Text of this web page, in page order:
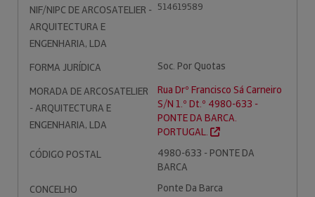
NIF/NIPC DE ARCOSATELIER -
ARQUITECTURA E
ENGENHARIA, LDA
514619589
FORMA JURÍDICA
Soc. Por Quotas
MORADA DE ARCOSATELIER
- ARQUITECTURA E
ENGENHARIA, LDA
Rua Drº Francisco Sá Carneiro
S/N 1.º Dt.º 4980-633 -
PONTE DA BARCA.
PORTUGAL.
CÓDIGO POSTAL
4980-633 - PONTE DA
BARCA
CONCELHO
Ponte Da Barca